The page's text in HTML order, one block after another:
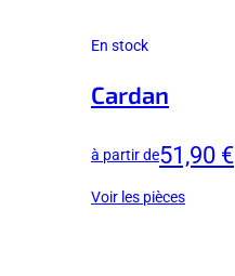
En stock
Cardan
à partir de51,90 €
Voir les pièces